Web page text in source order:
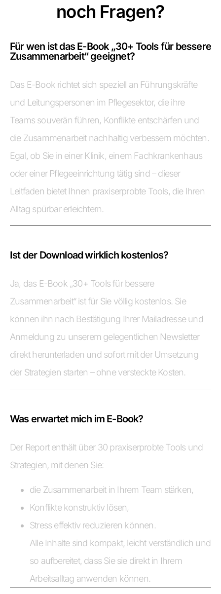
noch Fragen?
Für wen ist das E-Book „30+ Tools für bessere
Zusammenarbeit“ geeignet?
Das E-Book richtet sich speziell an Führungskräfte
und Leitungspersonen im Pflegesektor, die ihre
Teams souverän führen, Konflikte entschärfen und
die Zusammenarbeit nachhaltig verbessern möchten.
Egal, ob Sie in einer Klinik, einem Fachkrankenhaus
oder einer Pflegeeinrichtung tätig sind – dieser
Leitfaden bietet Ihnen praxiserprobte Tools, die Ihren
Alltag spürbar erleichtern.
Ist der Download wirklich kostenlos?
Ja, das E-Book „30+ Tools für bessere
Zusammenarbeit“ ist für Sie völlig kostenlos. Sie
können ihn nach Bestätigung Ihrer Mailadresse und
Anmeldung zu unserem gelegentlichen Newsletter
direkt herunterladen und sofort mit der Umsetzung
der Strategien starten – ohne versteckte Kosten.
Was erwartet mich im E-Book?
Der Report enthält über 30 praxiserprobte Tools und
Strategien, mit denen Sie:
die Zusammenarbeit in Ihrem Team stärken,
Konflikte konstruktiv lösen,
Stress effektiv reduzieren können.
Alle Inhalte sind kompakt, leicht verständlich und
so aufbereitet, dass Sie sie direkt in Ihrem
Arbeitsalltag anwenden können.